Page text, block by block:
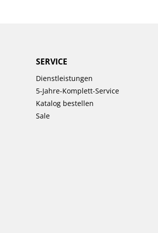
SERVICE
Dienstleistungen
5-Jahre-Komplett-Service
Katalog bestellen
Sale